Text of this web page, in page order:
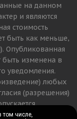
на данном
и являются
стоимость
быть как меньше,
Опубликованная
изменена в
уведомления.
любых
(разрешения)
том числе,
том числе,